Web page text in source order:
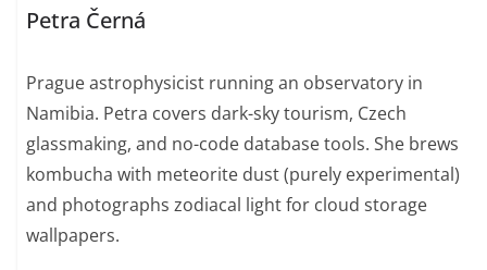
Petra Černá
Prague astrophysicist running an observatory in
Namibia. Petra covers dark-sky tourism, Czech
glassmaking, and no-code database tools. She brews
kombucha with meteorite dust (purely experimental)
and photographs zodiacal light for cloud storage
wallpapers.